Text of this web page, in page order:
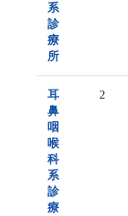
系
診
療
所
耳
鼻
咽
喉
科
系
診
療
2